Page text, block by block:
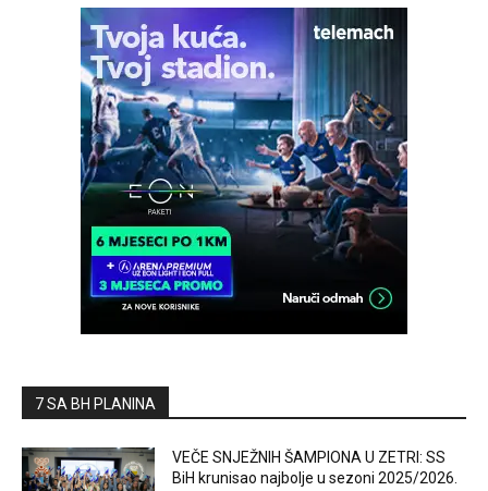
7 SA BH PLANINA
VEČE SNJEŽNIH ŠAMPIONA U ZETRI: SS
BiH krunisao najbolje u sezoni 2025/2026.